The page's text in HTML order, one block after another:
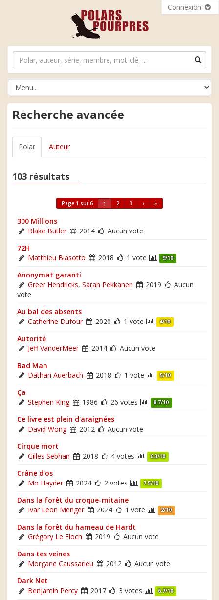
Connexion
Recherche avancée
Polar Auteur
103 résultats
Page 1 sur 6 1 2 3 › »
300 Millions
Blake Butler
2014
Aucun vote
72H
Matthieu Biasotto
2018 1 vote 9/10
Anonymat garanti
Greer Hendricks, Sarah Pekkanen 2019
Aucun
vote
Au bal des absents
Catherine Dufour
2020 1 vote 4/10
Autorité
Jeff VanderMeer
2014
Aucun vote
Bad Man
Dathan Auerbach
2018 1 vote 5/10
Ça
Stephen King
1986 26 votes 8.7/10
Ce livre est plein d'araignées
David Wong
2012
Aucun vote
Cirque mort
Gilles Sebhan
2018 4 votes 6.3/10
Crâne d'os
Mo Hayder
2024 2 votes 7.5/10
Dans la forêt du croque-mitaine
Ivar Leon Menger
2024 1 vote 2/10
Dans la forêt du hameau de Hardt
Grégory Le Floch
2019
Aucun vote
Dans tes veines
Morgane Caussarieu
2012
Aucun vote
Dark Net
Benjamin Percy
2017 3 votes 6.7/10